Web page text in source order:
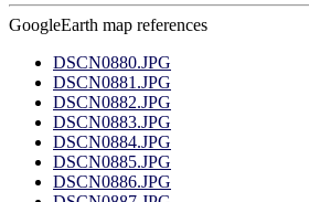
GoogleEarth map references
DSCN0880.JPG
DSCN0881.JPG
DSCN0882.JPG
DSCN0883.JPG
DSCN0884.JPG
DSCN0885.JPG
DSCN0886.JPG